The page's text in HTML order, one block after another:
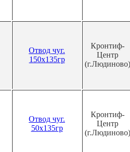
Отвод чуг.
150х135гр
Кронтиф-
Центр
(г.Людиново)
Отвод чуг.
50х135гр
Кронтиф-
Центр
(г.Людиново)